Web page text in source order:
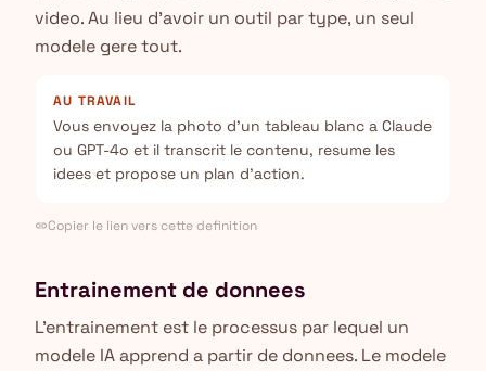
video. Au lieu d'avoir un outil par type, un seul
modele gere tout.
AU TRAVAIL
Vous envoyez la photo d'un tableau blanc a Claude
ou GPT-4o et il transcrit le contenu, resume les
idees et propose un plan d'action.
linkCopier le lien vers cette definition
Entrainement de donnees
L'entrainement est le processus par lequel un
modele IA apprend a partir de donnees. Le modele